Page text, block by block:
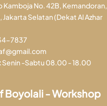
Kamboja No. 42B, Kemandoran,
Jakarta Selatan (Dekat Al Azhar
7837
Senin -Sabtu 08.00 - 18.00
Boyolali - Workshop